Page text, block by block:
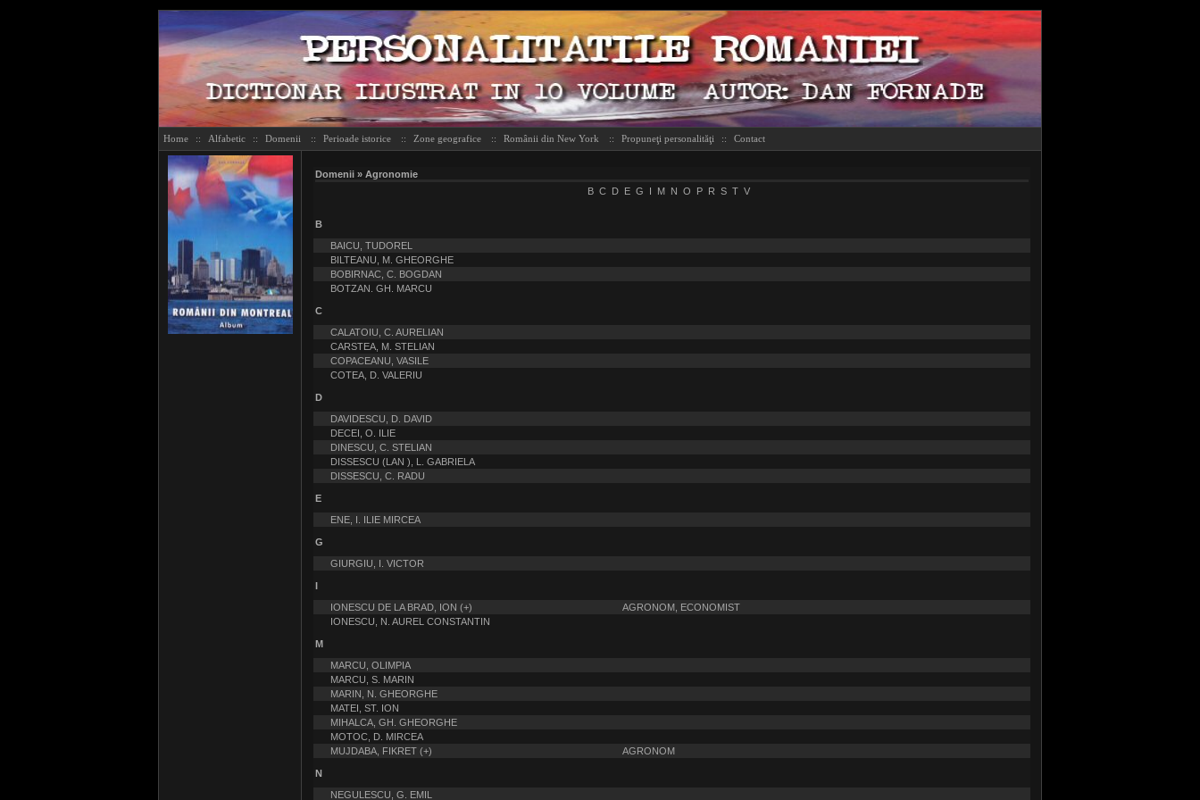
Home :: Alfabetic :: Domenii :: Perioade istorice :: Zone geografice :: Românii din New York :: Propuneţi personalităţi :: Contact
Domenii » Agronomie
B C D E G I M N O P R S T V
B
BAICU, TUDOREL
BILTEANU, M. GHEORGHE
BOBIRNAC, C. BOGDAN
BOTZAN. GH. MARCU
C
CALATOIU, C. AURELIAN
CARSTEA, M. STELIAN
COPACEANU, VASILE
COTEA, D. VALERIU
D
DAVIDESCU, D. DAVID
DECEI, O. ILIE
DINESCU, C. STELIAN
DISSESCU (LAN ), L. GABRIELA
DISSESCU, C. RADU
E
ENE, I. ILIE MIRCEA
G
GIURGIU, I. VICTOR
I
IONESCU DE LA BRAD, ION (+)
AGRONOM, ECONOMIST
IONESCU, N. AUREL CONSTANTIN
M
MARCU, OLIMPIA
MARCU, S. MARIN
MARIN, N. GHEORGHE
MATEI, ST. ION
MIHALCA, GH. GHEORGHE
MOTOC, D. MIRCEA
MUJDABA, FIKRET (+)
AGRONOM
N
NEGULESCU, G. EMIL